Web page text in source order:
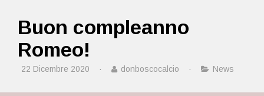
Buon compleanno
Romeo!
22 Dicembre 2020 · donboscocalcio · News